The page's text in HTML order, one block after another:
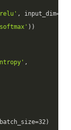
,
))
,